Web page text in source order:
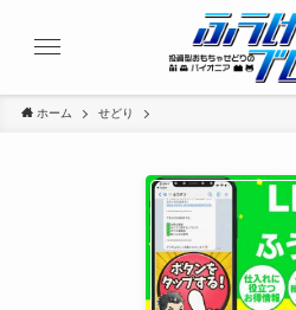
ホーム せどり